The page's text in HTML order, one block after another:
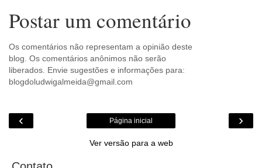
Postar um comentário
Os comentários não representam a opinião deste
blog. Os comentários anônimos não serão
liberados. Envie sugestões e informações para:
blogdoludwigalmeida@gmail.com
‹ ›
Página inicial
Ver versão para a web